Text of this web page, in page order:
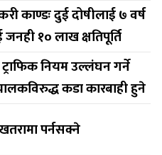
काण्डः दुई दोषीलाई ७ वर्ष
१० लाख क्षतिपूर्ति
नियम उल्लंघन गर्ने
कडा कारबाही हुने
पर्नसक्ने